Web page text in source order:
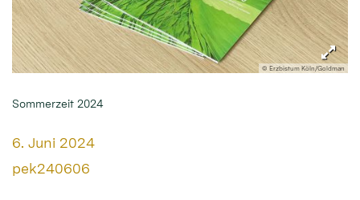
© Erzbistum Köln/Goldman
Sommerzeit 2024
Datum:
6. Juni 2024
Von:
pek240606